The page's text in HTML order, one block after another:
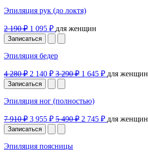
Эпиляция рук (до локтя)
2 190 ₽ 1 095 ₽ для женщин
Записаться
Эпиляция бедер
4 280 ₽ 2 140 ₽ 3 290 ₽ 1 645 ₽ для женщин
Записаться
Эпиляция ног (полностью)
7 910 ₽ 3 955 ₽ 5 490 ₽ 2 745 ₽ для женщин
Записаться
Эпиляция поясницы